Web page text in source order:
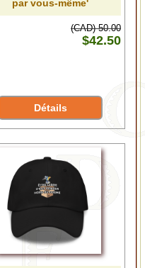
par vous-même'
(CAD) 50.00
$42.50
Détails